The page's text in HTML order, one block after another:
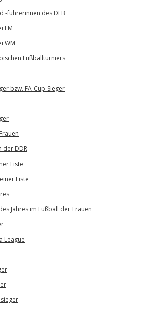
-führerinnen des DFB
EM
WM
Fußballturniers
bzw. FA-Cup-Sieger
der DDR
Liste
Liste
Jahres im Fußball der Frauen
League